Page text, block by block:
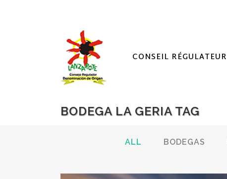
CONSEIL RÉGULATEUR
BODEGA LA GERIA TAG
ALL BODEGAS